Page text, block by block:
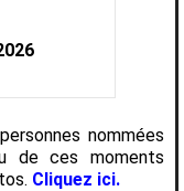
nommées
de ces moments
Cliquez ici.